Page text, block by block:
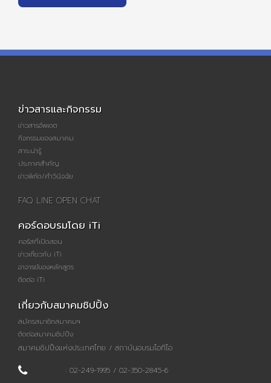
ข่าวสารและกิจกรรม
ข่าวสารอัพเดต
กิจกรรมของสมาคม
สาระน่ารู้
ประกาศสำคัญ
ข่าวพิกัด/คำวินิจฉัย
FAQ LINE OPEN CHAT
คอร์ดอบรมโดย iTi
คอร์สที่เปิดสอน
ข่าวเกี่ยวกับ iTi
อาจารย์ของหลักสูตร
ติดต่อ iTi
เกี่ยวกับสมาคมชิปปิ้ง
สมัครสมาชิกสมาคมฯ
ติดต่อสมาคมชิปปิ้ง
สมาคมชิปปิ้งแห่งประเทศไทย / สถาบันอบรมไอทีไอ
: 02-249-1995 / 02-350-2845-6